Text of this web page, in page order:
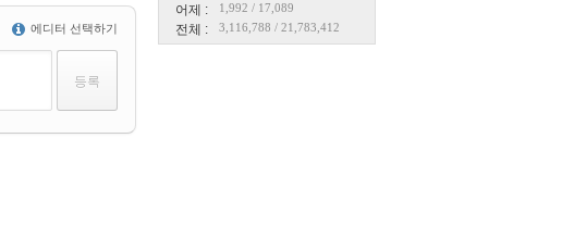
어제 : 1,992 / 17,089
전체 : 3,116,788 / 21,783,412
에디터 선택하기